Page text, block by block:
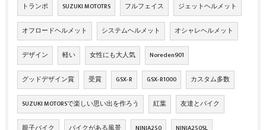
トランポ SUZUKI MOTOTRS フルフェイス ジェットヘルメット
オフロードヘルメット システムヘルメット オシャレヘルメット
デザイン 軽い 女性にも大人気 Noreden901
グッドデザイン賞 受賞 GSX‐R GSX‐R1000 カスタム多数
SUZUKI MOTORSで楽しい思い出を作ろう 紅葉 友達とバイク